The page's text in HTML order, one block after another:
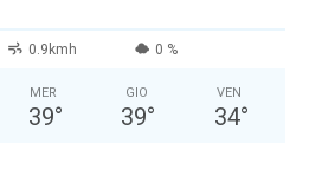
0.9kmh 0 %
MER
39°
GIO
39°
VEN
34°